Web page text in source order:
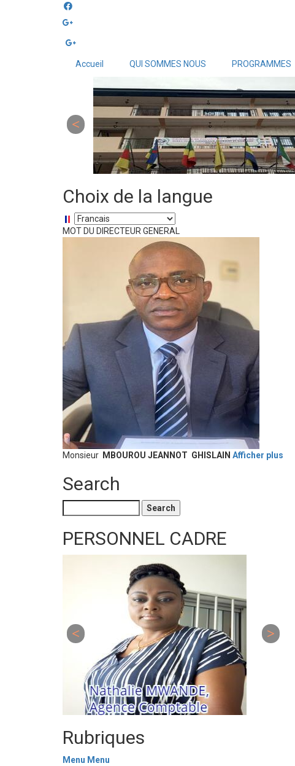
Accueil QUI SOMMES NOUS PROGRAMMES
Choix de la langue
Select
your
MOT DU DIRECTEUR GENERAL
Monsieur MBOUROU JEANNOT GHISLAIN Afficher plus
Search
PERSONNEL CADRE
Rubriques
Menu Menu